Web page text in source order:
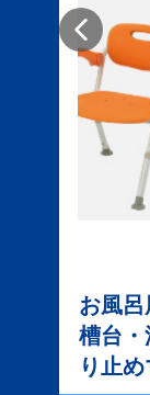
お風
槽台
り止